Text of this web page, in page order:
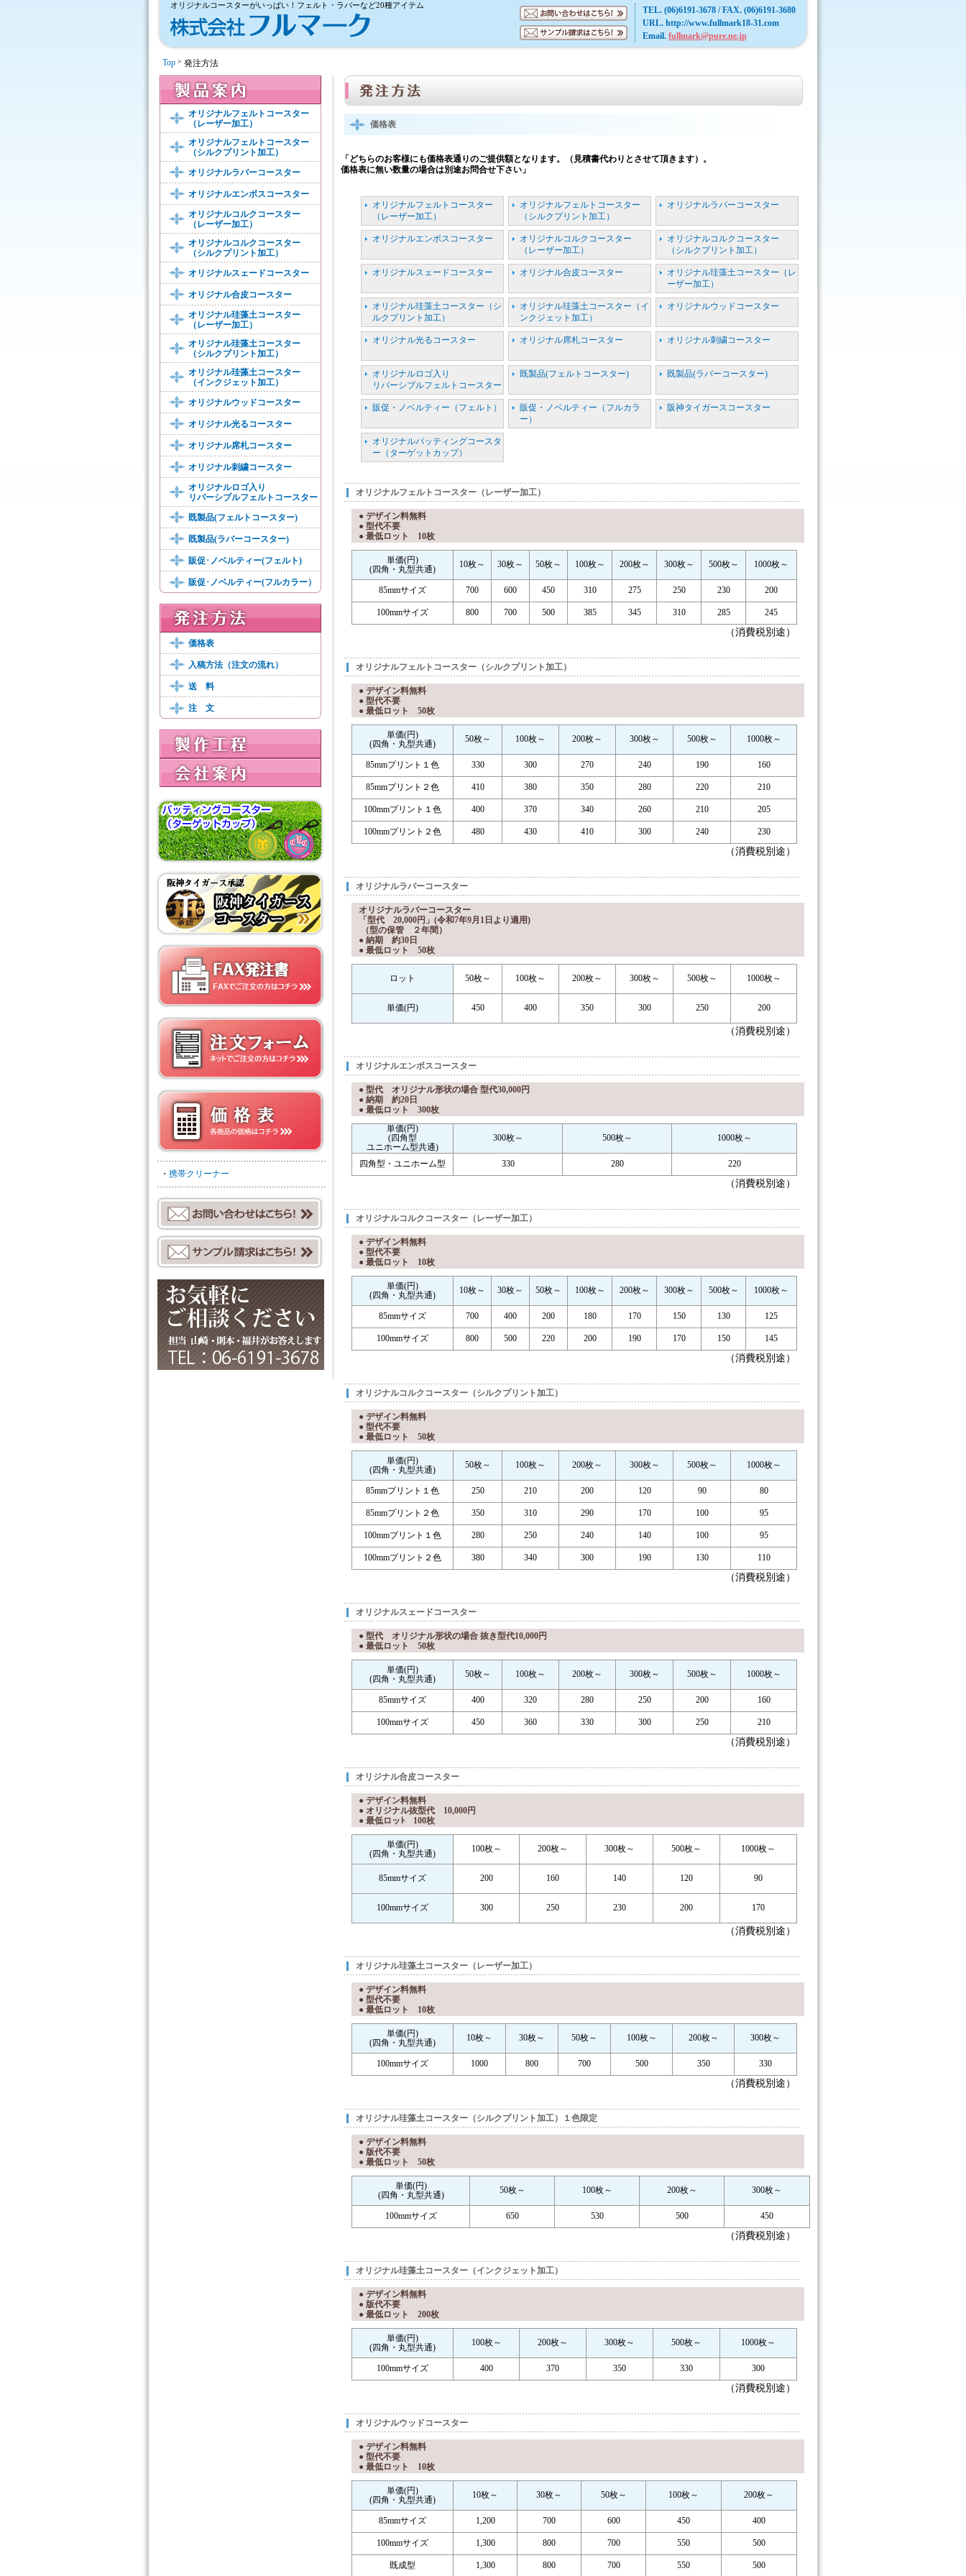
オリジナルコースターがいっぱい！フェルト・ラバーなど20種アイテム
TEL. (06)6191-3678 / FAX. (06)6191-3680
URL. http://www.fullmark18-31.com
Email. fullmark@pure.ne.jp
Top > 発注方法
製品案内オリジナルフェルトコースター
（レーザー加工）
オリジナルフェルトコースター
（シルクプリント加工）
オリジナルラバーコースター
オリジナルエンボスコースター
オリジナルコルクコースター
（レーザー加工）
オリジナルコルクコースター
（シルクプリント加工）
オリジナルスェードコースター
オリジナル合皮コースター
オリジナル珪藻土コースター
（レーザー加工）
オリジナル珪藻土コースター
（シルクプリント加工）
オリジナル珪藻土コースター
（インクジェット加工）
オリジナルウッドコースター
オリジナル光るコースター
オリジナル席札コースター
オリジナル刺繍コースター
オリジナルロゴ入り
リバーシブルフェルトコースター
既製品(フェルトコースター)
既製品(ラバーコースター)
販促･ノベルティー(フェルト)
販促･ノベルティー(フルカラー）
価格表
入稿方法（注文の流れ）
送 料
注 文
製作工程
価格表
・ 携帯クリーナー
価格表
「どちらのお客様にも価格表通りのご提供額となります。（見積書代わりとさせて頂きます）。
価格表に無い数量の場合は別途お問合せ下さい」
オリジナルフェルトコースター
（レーザー加工）
オリジナルフェルトコースター
（シルクプリント加工）
オリジナルラバーコースター
オリジナルエンボスコースター
オリジナルコルクコースター
（レーザー加工）
オリジナルコルクコースター
（シルクプリント加工）
オリジナルスェードコースター オリジナル合皮コースター
オリジナル珪藻土コースター（レ
ーザー加工）
オリジナル珪藻土コースター（シ
ルクプリント加工）
オリジナル珪藻土コースター（イ
ンクジェット加工）
オリジナルウッドコースター
オリジナル光るコースター オリジナル席札コースター オリジナル刺繍コースター
オリジナルロゴ入り
リバーシブルフェルトコースター
既製品(フェルトコースター) 既製品(ラバーコースター)
販促・ノベルティー（フェルト）
販促・ノベルティー（フルカラ
ー）
阪神タイガースコースター
オリジナルパッティングコースタ
ー（ターゲットカップ）
オリジナルフェルトコースター（レーザー加工）
● デザイン料無料
● 型代不要
● 最低ロット 10枚
単価(円)
(四角・丸型共通)
10枚～ 30枚～ 50枚～ 100枚～ 200枚～ 300枚～ 500枚～ 1000枚～
85mmサイズ 700 600 450 310 275 250 230 200
100mmサイズ 800 700 500 385 345 310 285 245
（消費税別途）
オリジナルフェルトコースター（シルクプリント加工）
● デザイン料無料
● 型代不要
● 最低ロット 50枚
単価(円)
(四角・丸型共通)
50枚～ 100枚～ 200枚～ 300枚～ 500枚～ 1000枚～
85mmプリント１色 330 300 270 240 190 160
85mmプリント２色 410 380 350 280 220 210
100mmプリント１色 400 370 340 260 210 205
100mmプリント２色 480 430 410 300 240 230
（消費税別途）
オリジナルラバーコースター
オリジナルラバーコースター
「型代 20,000円」(令和7年9月1日より適用)
（型の保管 ２年間）
● 納期 約30日
● 最低ロット 50枚
ロット 50枚～ 100枚～ 200枚～ 300枚～ 500枚～ 1000枚～
単価(円) 450 400 350 300 250 200
（消費税別途）
オリジナルエンボスコースター
● 型代 オリジナル形状の場合 型代30,000円
● 納期 約20日
● 最低ロット 300枚
単価(円)
(四角型
ユニホーム型共通)
300枚～ 500枚～ 1000枚～
四角型・ユニホーム型 330 280 220
（消費税別途）
オリジナルコルクコースター（レーザー加工）
● デザイン料無料
● 型代不要
● 最低ロット 10枚
単価(円)
(四角・丸型共通)
10枚～ 30枚～ 50枚～ 100枚～ 200枚～ 300枚～ 500枚～ 1000枚～
85mmサイズ 700 400 200 180 170 150 130 125
100mmサイズ 800 500 220 200 190 170 150 145
（消費税別途）
オリジナルコルクコースター（シルクプリント加工）
● デザイン料無料
● 型代不要
● 最低ロット 50枚
単価(円)
(四角・丸型共通)
50枚～ 100枚～ 200枚～ 300枚～ 500枚～ 1000枚～
85mmプリント１色 250 210 200 120 90 80
85mmプリント２色 350 310 290 170 100 95
100mmプリント１色 280 250 240 140 100 95
100mmプリント２色 380 340 300 190 130 110
（消費税別途）
オリジナルスェードコースター
● 型代 オリジナル形状の場合 抜き型代10,000円
● 最低ロット 50枚
単価(円)
(四角・丸型共通)
50枚～ 100枚～ 200枚～ 300枚～ 500枚～ 1000枚～
85mmサイズ 400 320 280 250 200 160
100mmサイズ 450 360 330 300 250 210
（消費税別途）
オリジナル合皮コースター
● デザイン料無料
● オリジナル抜型代 10,000円
● 最低ロッﾄ 100枚
単価(円)
(四角・丸型共通)
100枚～ 200枚～ 300枚～ 500枚～ 1000枚～
85mmサイズ 200 160 140 120 90
100mmサイズ 300 250 230 200 170
（消費税別途）
オリジナル珪藻土コースター（レーザー加工）
● デザイン料無料
● 型代不要
● 最低ロット 10枚
単価(円)
(四角・丸型共通)
10枚～ 30枚～ 50枚～ 100枚～ 200枚～ 300枚～
100mmサイズ 1000 800 700 500 350 330
（消費税別途）
オリジナル珪藻土コースター（シルクプリント加工）１色限定
● デザイン料無料
● 版代不要
● 最低ロット 50枚
単価(円)
(四角・丸型共通)
50枚～ 100枚～ 200枚～ 300枚～
100mmサイズ 650 530 500 450
（消費税別途）
オリジナル珪藻土コースター（インクジェット加工）
● デザイン料無料
● 版代不要
● 最低ロット 200枚
単価(円)
(四角・丸型共通)
100枚～ 200枚～ 300枚～ 500枚～ 1000枚～
100mmサイズ 400 370 350 330 300
（消費税別途）
オリジナルウッドコースター
● デザイン料無料
● 型代不要
● 最低ロット 10枚
単価(円)
(四角・丸型共通)
10枚～ 30枚～ 50枚～ 100枚～ 200枚～
85mmサイズ 1,200 700 600 450 400
100mmサイズ 1,300 800 700 550 500
既成型 1,300 800 700 550 500